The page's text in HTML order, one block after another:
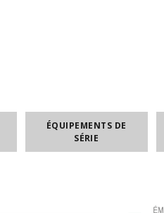
ÉQUIPEMENTS DE
SÉRIE